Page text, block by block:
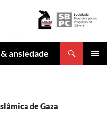
ansiedade
de Gaza